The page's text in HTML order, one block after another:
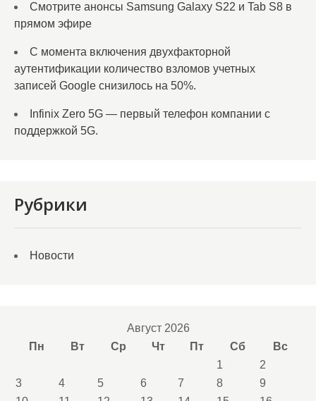
Смотрите анонсы Samsung Galaxy S22 и Tab S8 в
прямом эфире
С момента включения двухфакторной
аутентификации количество взломов учетных
записей Google снизилось на 50%.
Infinix Zero 5G — первый телефон компании с
поддержкой 5G.
Рубрики
Новости
Август 2026
Пн
Вт Ср Чт Пт Сб
Вс
1
2
3
4 5 6 7 8
9